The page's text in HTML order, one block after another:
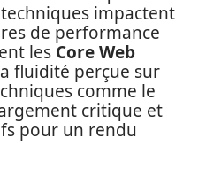
impactent
de performance
les Core Web
fluidité perçue sur
comme le
critique et
pour un rendu